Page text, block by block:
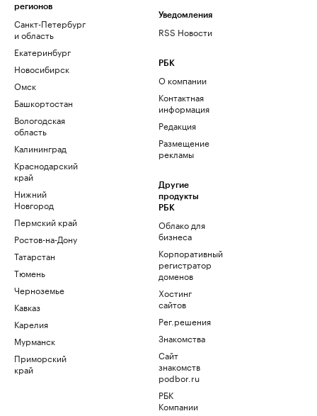
регионов
Санкт-Петербург
и область
Екатеринбург
Новосибирск
Омск
Башкортостан
Вологодская
область
Калининград
Краснодарский
край
Нижний
Новгород
Пермский край
Ростов-на-Дону
Татарстан
Тюмень
Черноземье
Кавказ
Карелия
Мурманск
Приморский
край
Уведомления
RSS Новости
РБК
О компании
Контактная
информация
Редакция
Размещение
рекламы
Другие
продукты
РБК
Облако для
бизнеса
Корпоративный
регистратор
доменов
Хостинг
сайтов
Рег.решения
Знакомства
Сайт
знакомств
podbor.ru
РБК
Компании